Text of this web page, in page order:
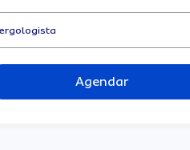
Agendar